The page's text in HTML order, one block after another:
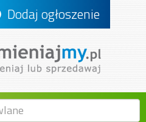
Dodaj ogłoszenie